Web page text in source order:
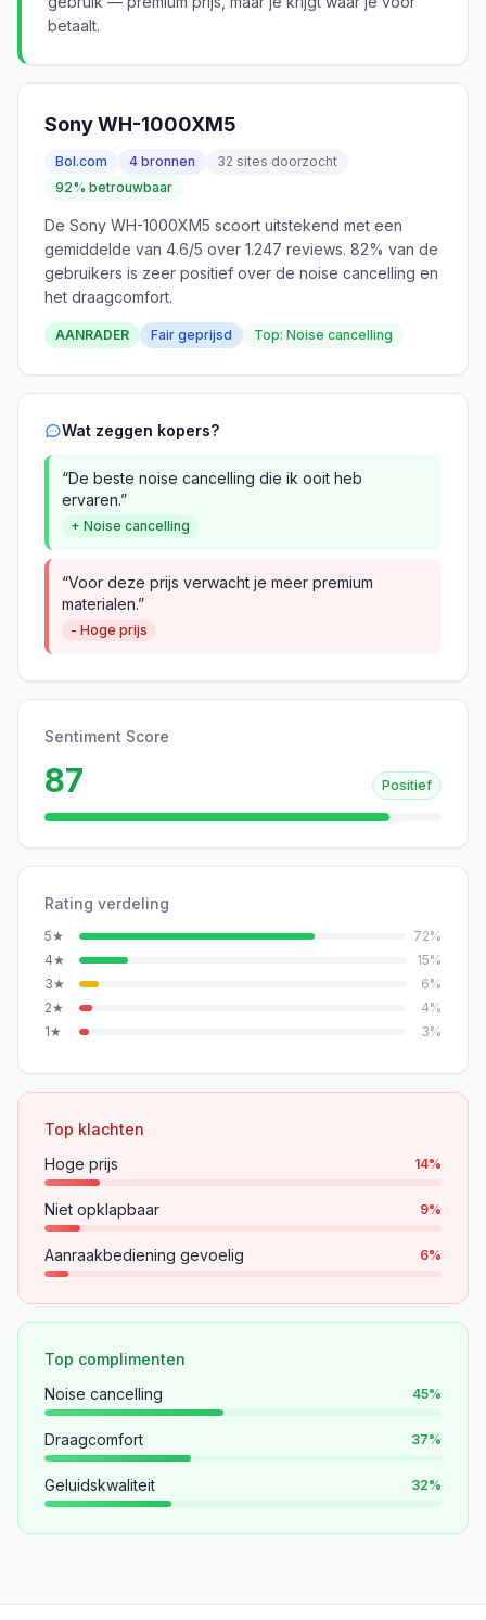
betaalt.
Sony WH-1000XM5
Bol.com 4 bronnen
32 sites doorzocht
92% betrouwbaar
De Sony WH-1000XM5 scoort uitstekend met een
gemiddelde van 4.6/5 over 1.247 reviews. 82% van de
gebruikers is zeer positief over de noise cancelling en
het draagcomfort.
AANRADER Fair geprijsd Top: Noise cancelling
Wat zeggen kopers?
“De beste noise cancelling die ik ooit heb
ervaren.”
+ Noise cancelling
“Voor deze prijs verwacht je meer premium
materialen.”
- Hoge prijs
Sentiment Score
87 Positief
Rating verdeling
5★ 72%
4★ 15%
3★ 6%
2★ 4%
1★ 3%
Top klachten
Hoge prijs
14%
Niet opklapbaar 9%
Aanraakbediening gevoelig 6%
Top complimenten
Noise cancelling
45%
Draagcomfort 37%
Geluidskwaliteit 32%